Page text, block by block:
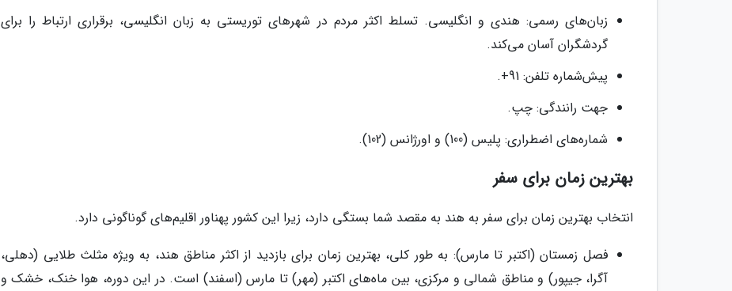
زبان‌های رسمی: هندی و انگلیسی. تسلط اکثر مردم در شهرهای توریستی به زبان انگلیسی، برقراری ارتباط را برای
گردشگران آسان می‌کند.
پیش‌شماره تلفن: 91+.
جهت رانندگی: چپ.
شماره‌های اضطراری: پلیس (100) و اورژانس (102).
بهترین زمان برای سفر
انتخاب بهترین زمان برای سفر به هند به مقصد شما بستگی دارد، زیرا این کشور پهناور اقلیم‌های گوناگونی دارد.
فصل زمستان (اکتبر تا مارس): به طور کلی، بهترین زمان برای بازدید از اکثر مناطق هند، به ویژه مثلث طلایی (دهلی،
آگرا، جیپور) و مناطق شمالی و مرکزی، بین ماه‌های اکتبر (مهر) تا مارس (اسفند) است. در این دوره، هوا خنک، خشک و